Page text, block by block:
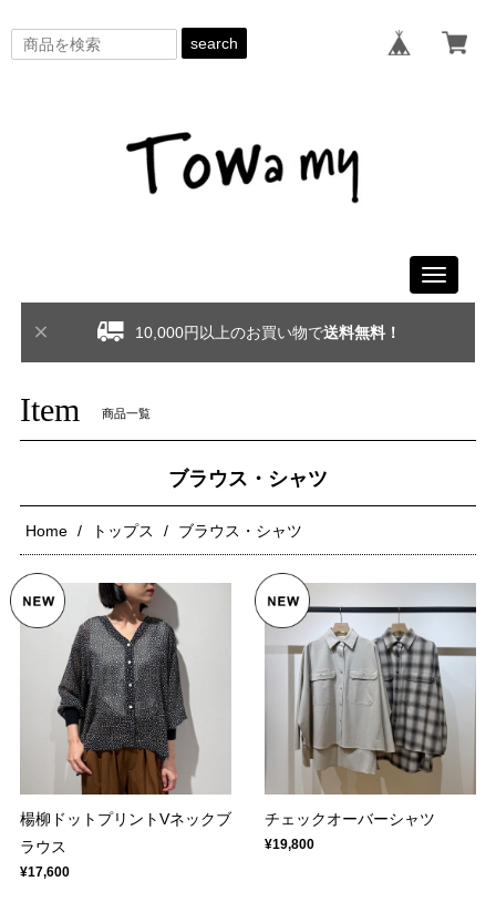
search
Toggle
10,000円以上のお買い物で送料無料！
Item 商品一覧
ブラウス・シャツ
Home トップス ブラウス・シャツ
楊柳ドットプリントVネックブ
ラウス
¥17,600
チェックオーバーシャツ
¥19,800